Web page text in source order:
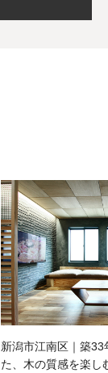
新潟市江南区｜築
た、木の質感を楽し